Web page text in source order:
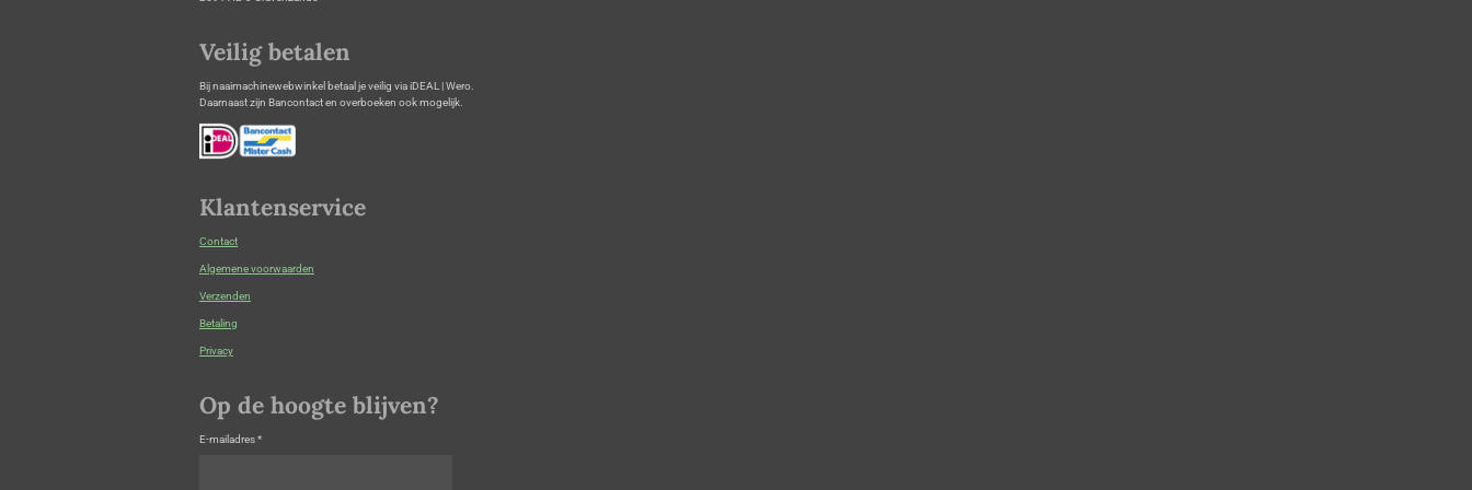
Veilig betalen
Bij naaimachinewebwinkel betaal je veilig via iDEAL | Wero.
Daarnaast zijn Bancontact en overboeken ook mogelijk.
Klantenservice
Contact
Algemene voorwaarden
Verzenden
Betaling
Privacy
Op de hoogte blijven?
E-mailadres *